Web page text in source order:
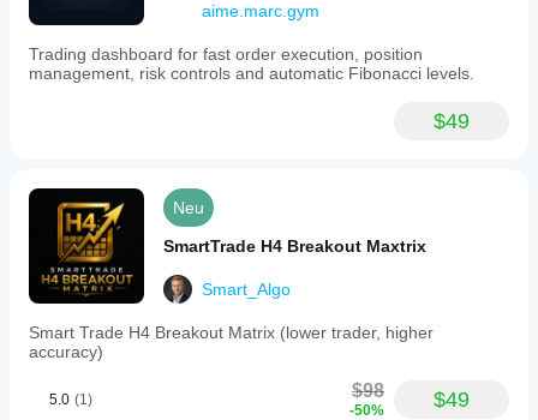
aime.marc.gym
Trading dashboard for fast order execution, position
management, risk controls and automatic Fibonacci levels.
$49
Neu
SmartTrade H4 Breakout Maxtrix
Smart_Algo
Smart Trade H4 Breakout Matrix (lower trader, higher
accuracy)
5.0 (1) $98
-50% $49